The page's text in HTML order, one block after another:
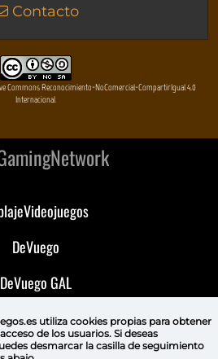
Contacto
Commons Reconocimiento-NoComercial-CompartirIgual 4.0
Internacional
DeVuego
DeVuego GAL
LATAM
Portugal
utiliza cookies propiaspara obtener
de los usuarios. Si deseas
desmarcar la casilla de seguimiento